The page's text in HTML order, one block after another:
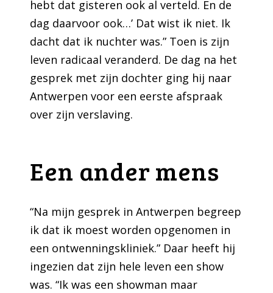
hebt dat gisteren ook al verteld. En de
dag daarvoor ook…’ Dat wist ik niet. Ik
dacht dat ik nuchter was.” Toen is zijn
leven radicaal veranderd. De dag na het
gesprek met zijn dochter ging hij naar
Antwerpen voor een eerste afspraak
over zijn verslaving.
Een ander mens
“Na mijn gesprek in Antwerpen begreep
ik dat ik moest worden opgenomen in
een ontwenningskliniek.” Daar heeft hij
ingezien dat zijn hele leven een show
was. “Ik was een showman maar